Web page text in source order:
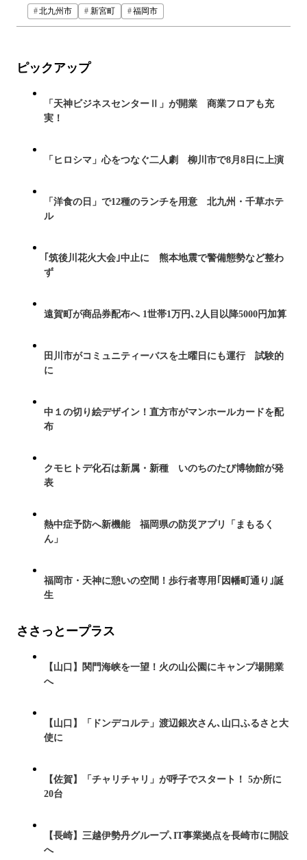
北九州市 新宮町 福岡市
ピックアップ
「天神ビジネスセンターⅡ」が開業 商業フロアも充
実！
「ヒロシマ」心をつなぐ二人劇 柳川市で8月8日に上演
「洋食の日」で12種のランチを用意 北九州・千草ホテ
ル
｢筑後川花火大会｣中止に 熊本地震で警備態勢など整わ
ず
遠賀町が商品券配布へ 1世帯1万円､2人目以降5000円加算
田川市がコミュニティーバスを土曜日にも運行 試験的
に
中１の切り絵デザイン！直方市がマンホールカードを配
布
クモヒトデ化石は新属・新種 いのちのたび博物館が発
表
熱中症予防へ新機能 福岡県の防災アプリ「まもるく
ん」
福岡市・天神に憩いの空間！歩行者専用｢因幡町通り｣誕
生
ささっとープラス
【山口】関門海峡を一望！火の山公園にキャンプ場開業
へ
【山口】「ドンデコルテ」渡辺銀次さん､山口ふるさと大
使に
【佐賀】「チャリチャリ」が呼子でスタート！ 5か所に
20台
【長崎】三越伊勢丹グループ､IT事業拠点を長崎市に開設
へ